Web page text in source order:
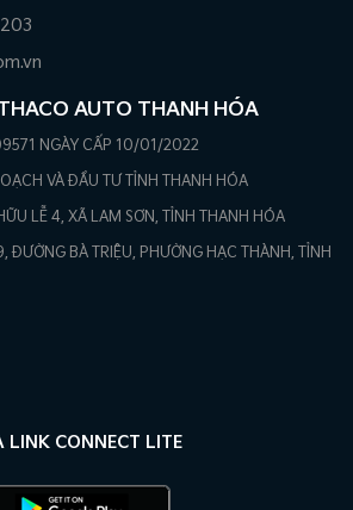
AUTO THANH HÓA
NGÀY CẤP 10/01/2022
VÀ ĐẦU TƯ TỈNH THANH HÓA
LỄ 4, XÃ LAM SƠN, TỈNH THANH HÓA
ĐƯỜNG BÀ TRIỆU, PHƯỜNG HẠC THÀNH, TỈNH
CONNECT LITE